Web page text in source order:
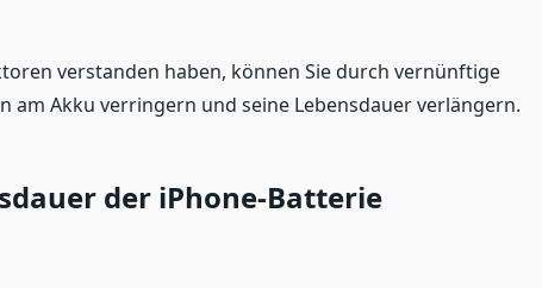
verstanden haben, können Sie durch vernünftige
am Akku verringern und seine Lebensdauer verlängern.
der iPhone-Batterie